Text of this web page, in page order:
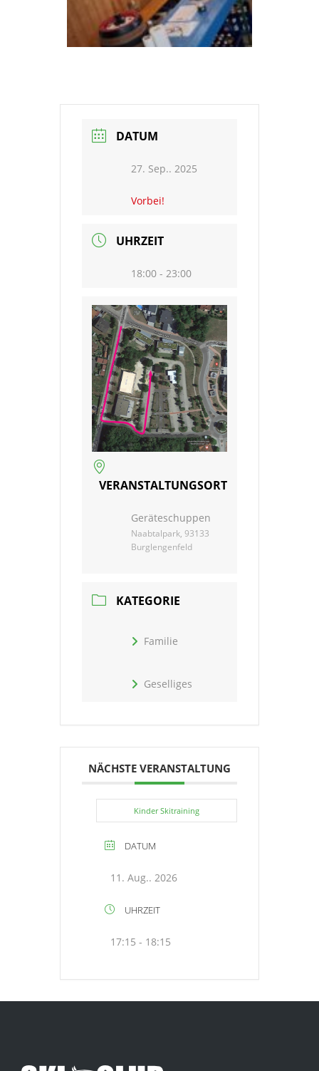
DATUM
27. Sep.. 2025
Vorbei!
UHRZEIT
18:00 - 23:00
VERANSTALTUNGSORT
Geräteschuppen
Naabtalpark, 93133
Burglengenfeld
KATEGORIE
Familie
Geselliges
NÄCHSTE VERANSTALTUNG
Kinder Skitraining
DATUM
11. Aug.. 2026
UHRZEIT
17:15 - 18:15